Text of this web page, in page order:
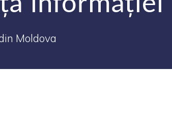
Moldova